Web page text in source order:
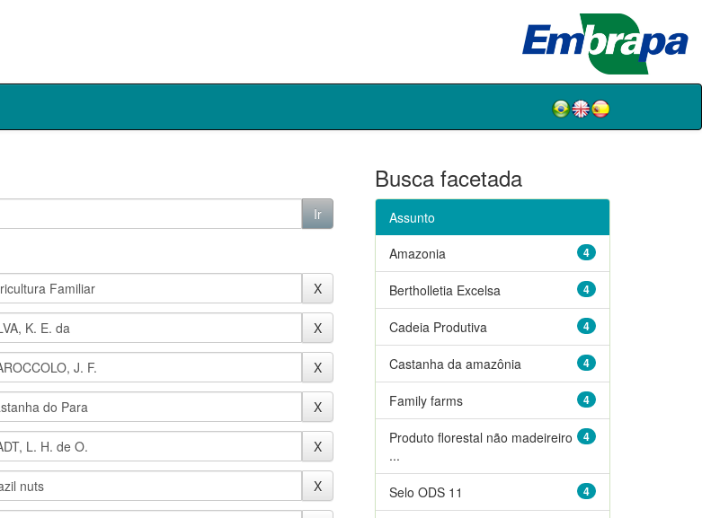
Busca facetada
Assunto
4
Amazonia
4
Bertholletia Excelsa
4
Cadeia Produtiva
4
Castanha da amazônia
4
Family farms
4
Produto florestal não madeireiro
...
4
Selo ODS 11